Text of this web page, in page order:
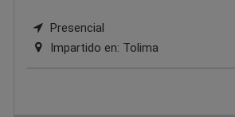
Presencial
Impartido en: Tolima